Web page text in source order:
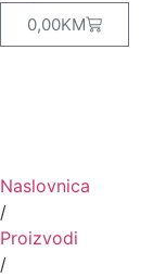
0,00KM
Naslovnica
/
Proizvodi
/